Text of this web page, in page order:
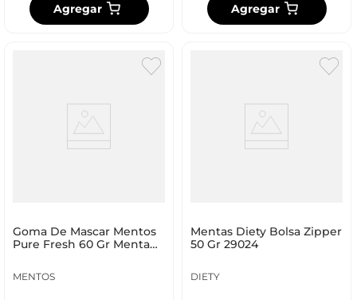
Agregar Agregar
Goma De Mascar Mentos
Pure Fresh 60 Gr Menta
MENTOS
Mentas Diety Bolsa Zipper
50 Gr 29024
DIETY